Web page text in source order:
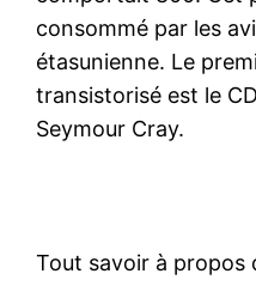
consommé par les
étasunienne. Le
transistorisé est le
Seymour Cray.
Tout savoir à propos